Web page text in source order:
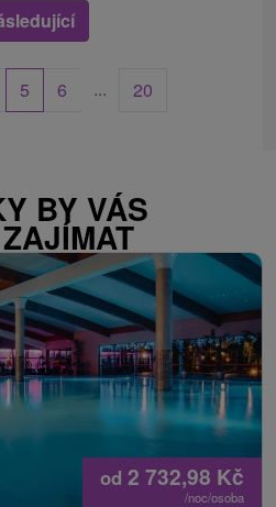
5 6 ... 20
BY VÁS
od 2 732,98 Kč
/noc/osoba